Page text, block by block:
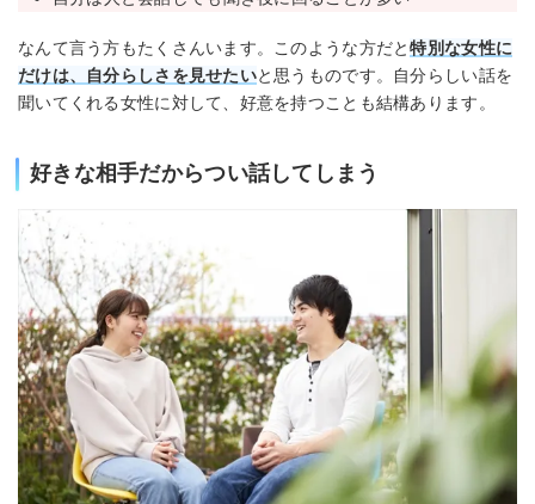
なんて言う方もたくさんいます。このような方だと特別な女性に
だけは、自分らしさを見せたいと思うものです。自分らしい話を
聞いてくれる女性に対して、好意を持つことも結構あります。
好きな相手だからつい話してしまう